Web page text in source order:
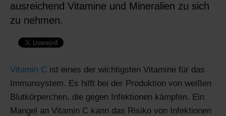
ausreichend Vitamine und Mineralien zu sich
zu nehmen.
Vitamin C ist eines der wichtigsten Vitamine für das
Immunsystem. Es hilft bei der Produktion von weißen
Blutkörperchen, die gegen Infektionen kämpfen. Ein
Mangel an Vitamin C kann das Risiko von Infektionen